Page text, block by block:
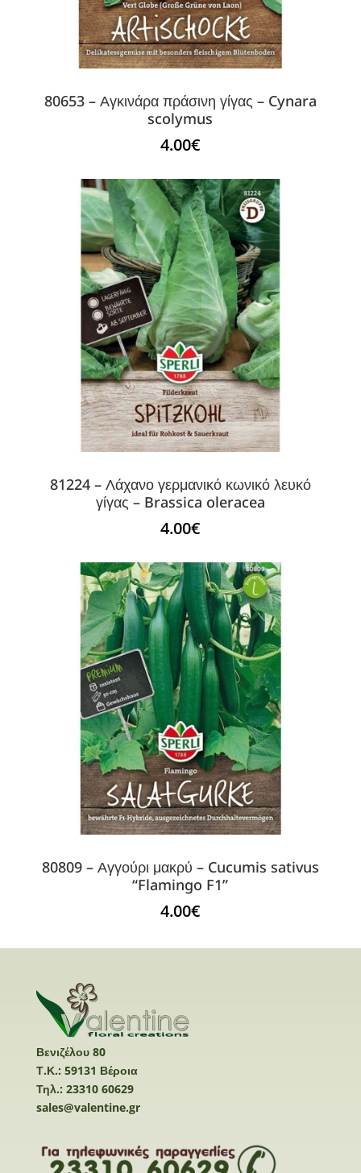
80653 – Αγκινάρα πράσινη γίγας – Cynara
scolymus
4.00€
81224 – Λάχανο γερμανικό κωνικό λευκό
γίγας – Brassica oleracea
4.00€
80809 – Αγγούρι μακρύ – Cucumis sativus
“Flamingo F1”
4.00€
Βενιζέλου 80
Τ.Κ.: 59131 Βέροια
Τηλ.: 23310 60629
sales@valentine.gr